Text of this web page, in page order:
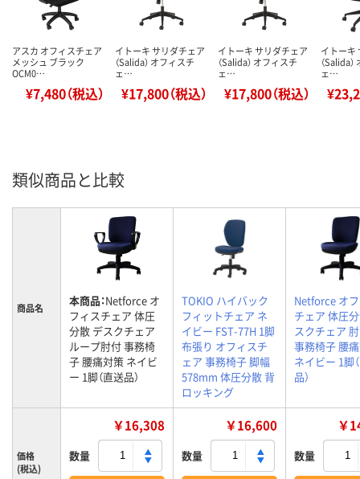
アスカ オフィスチェア
メッシュ ブラック
OCM0…
¥7,480（税込）
イトーキ サリダチェア
（Salida） オフィスチ
ェ…
¥17,800（税込）
イトーキ サリダチェア
（Salida） オフィスチ
ェ…
¥17,800（税込）
イトーキ
（Salida
ェ…
類似商品と比較
商品名 本商品：Netforce オ
フィスチェア 体圧
分散 デスクチェア
ループ肘付 事務椅
子 腰痛対策 ネイビ
ー 1脚（直送品）
TOKIO ハイバック
フィットチェア ネ
イビー FST-77H 1脚
布張り オフィスチ
ェア 事務椅子 脚幅
578mm 体圧分散 背
ロッキング
Netforce オ
チェア 体圧
スクチェア
事務椅子 腰
ネイビー 1脚
品）
価格
(税込)
￥16,308
数量
￥16,600
数量
￥
数量